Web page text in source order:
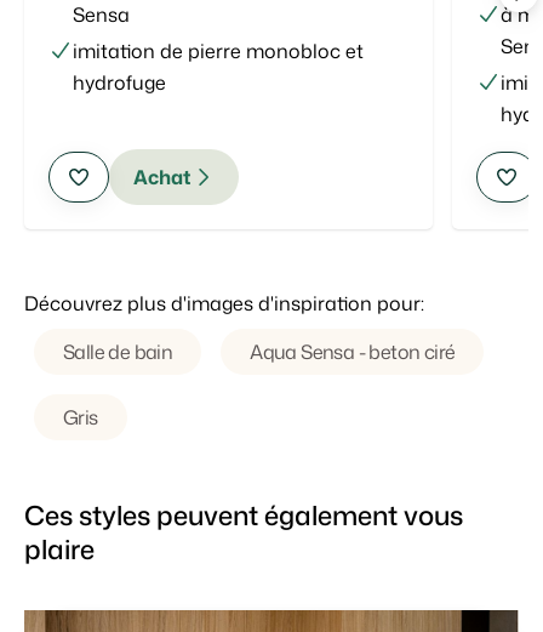
Sensa
imitation de pierre monobloc et
hydrofuge
Achat
à
Découvrez plus d'images d'inspiration pour:
Salle de bain
Aqua Sensa - beton ciré
Gris
Ces styles peuvent également vous
plaire